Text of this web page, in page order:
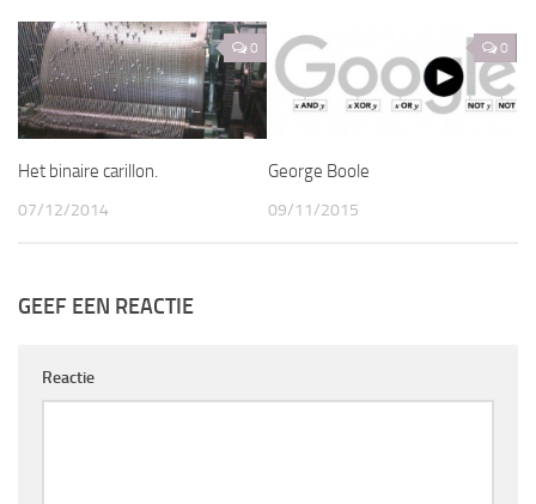
0
Het binaire carillon.
07/12/2014
0
George Boole
09/11/2015
GEEF EEN REACTIE
Reactie